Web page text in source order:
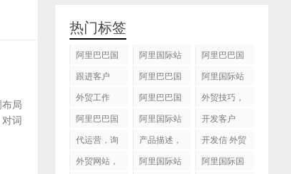
局
词
热门标签
阿里巴巴国
阿里国际站
国际站托管
服务，阿里
服务
阿里巴巴国
跟进客户
阿里巴巴国
阿里国际站
外贸工作
阿里巴巴国
作
外贸技巧，
阿里巴巴国
化
阿里国际站
开发客户
代运营，询
产品描述，
开发信 外贸
外贸网站，
阿里国际站
阿里国际国